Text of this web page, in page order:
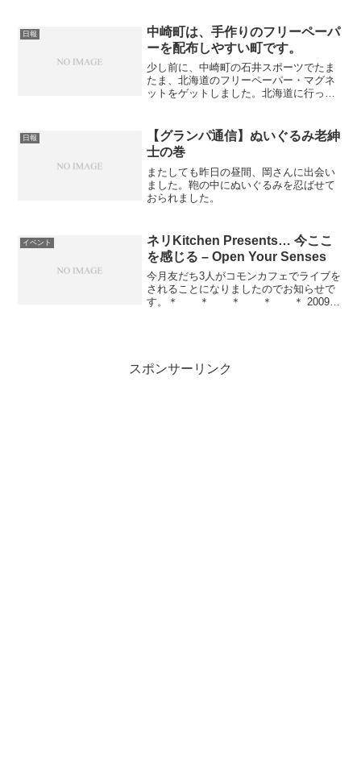
日報
中崎町は、手作りのフリーペーパ
ーを配布しやすい町です。
少し前に、中崎町の石井スポーツでたま
たま、北海道のフリーペーパー・マグネ
ットをゲットしました。北海道に行った
して編集長の方に感想をメールで送った
ところ、ありがたいことに...
日報
【グランパ通信】ぬいぐるみ老紳
士の巻
またしても昨日の昼間、岡さんに出会い
ました。鞄の中にぬいぐるみを忍ばせて
おられました。
イベント
ネリKitchen Presents… 今ここ
を感じる – Open Your Senses
今月友だち3人がコモンカフェでライブを
されることになりましたのでお知らせで
す。＊ ＊ ＊ ＊ ＊ 2009年
スポンサーリンク